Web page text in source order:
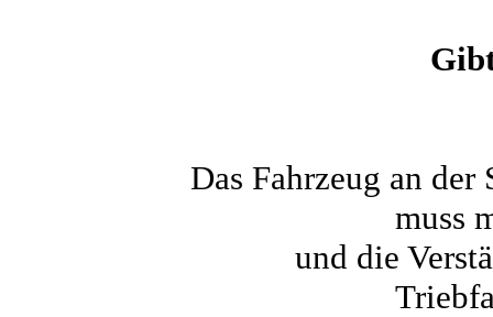
Das Fahrzeug an
muss
und die